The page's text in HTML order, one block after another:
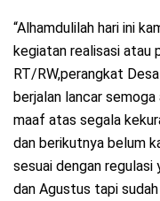
“Alhamdulilah hari ini
kegiatan realisasi atau
RT/RW,perangkat
berjalan lancar
maaf atas segala
dan berikutnya belum
sesuai dengan regulasi
dan Agustus tapi